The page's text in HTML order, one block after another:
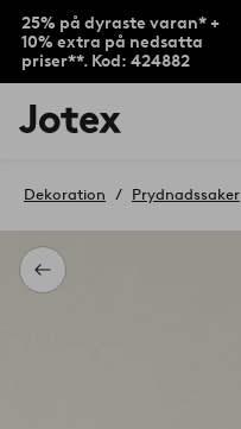
25% på dyraste varan* +
10% extra på nedsatta
priser**. Kod: 424882
Jotex
logotyp
till
Tillbaka
Dekoration Prydnadssaker